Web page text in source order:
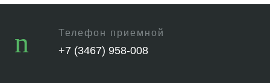
Телефон приемной
+7 (3467) 958-008